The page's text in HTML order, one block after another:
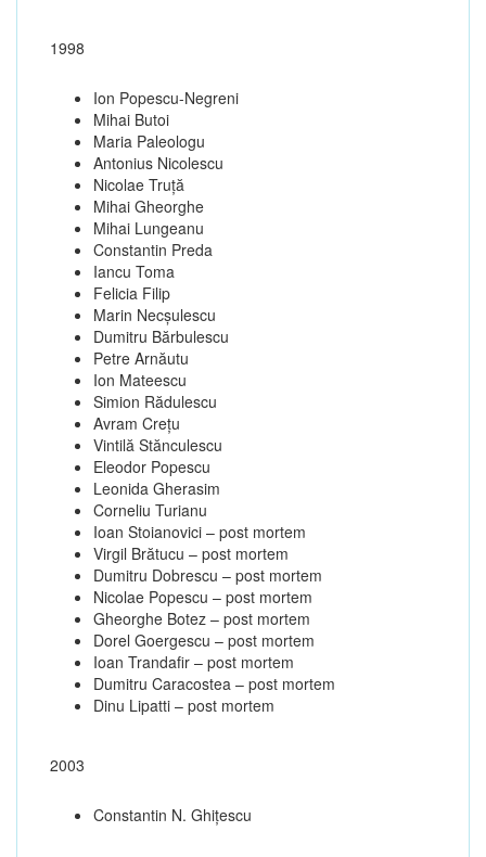
1998
Ion Popescu-Negreni
Mihai Butoi
Maria Paleologu
Antonius Nicolescu
Nicolae Truţă
Mihai Gheorghe
Mihai Lungeanu
Constantin Preda
Iancu Toma
Felicia Filip
Marin Necşulescu
Dumitru Bărbulescu
Petre Arnăutu
Ion Mateescu
Simion Rădulescu
Avram Creţu
Vintilă Stănculescu
Eleodor Popescu
Leonida Gherasim
Corneliu Turianu
Ioan Stoianovici – post mortem
Virgil Brătucu – post mortem
Dumitru Dobrescu – post mortem
Nicolae Popescu – post mortem
Gheorghe Botez – post mortem
Dorel Goergescu – post mortem
Ioan Trandafir – post mortem
Dumitru Caracostea – post mortem
Dinu Lipatti – post mortem
2003
Constantin N. Ghiţescu